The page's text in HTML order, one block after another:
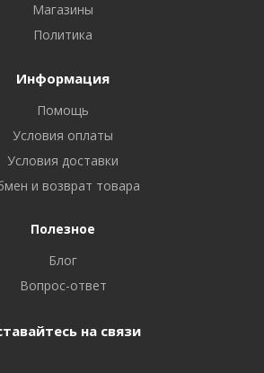
Магазины
Политика
Информация
Помощь
Условия оплаты
Условия доставки
и возврат товара
Полезное
Блог
Вопрос-ответ
на связи